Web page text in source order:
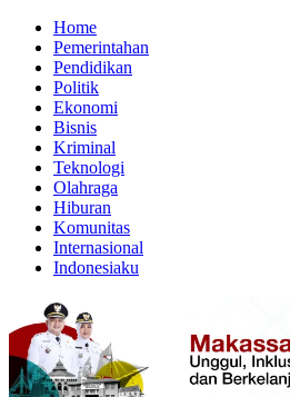
Home
Pemerintahan
Pendidikan
Politik
Ekonomi
Bisnis
Kriminal
Teknologi
Olahraga
Hiburan
Komunitas
Internasional
Indonesiaku